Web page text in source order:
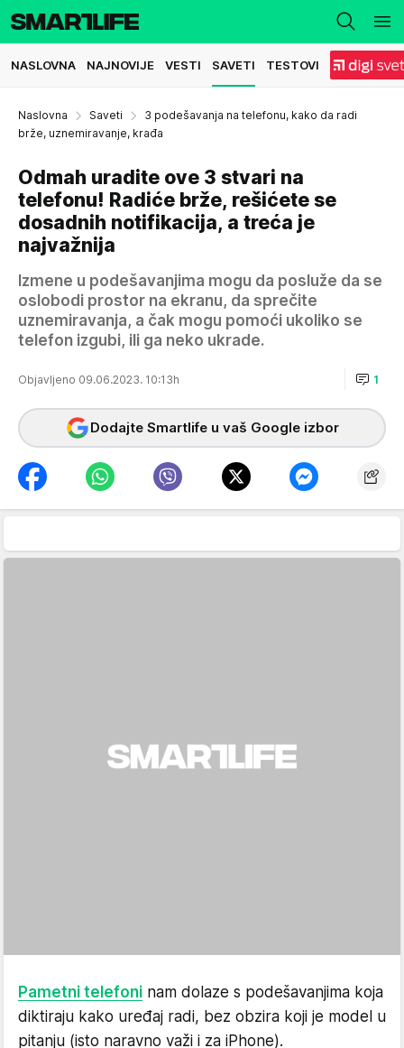
NASLOVNA NAJNOVIJE VESTI SAVETI TESTOVI
Naslovna Saveti
3 podešavanja na telefonu, kako da radi
brže, uznemiravanje, krađa
Odmah uradite ove 3 stvari na
telefonu! Radiće brže, rešićete se
dosadnih notifikacija, a treća je
najvažnija
Izmene u podešavanjima mogu da posluže da se
oslobodi prostor na ekranu, da sprečite
uznemiravanja, a čak mogu pomoći ukoliko se
telefon izgubi, ili ga neko ukrade.
Objavljeno 09.06.2023. 10:13h 1
Dodajte Smartlife u vaš Google izbor
Pametni telefoni nam dolaze s podešavanjima koja
diktiraju kako uređaj radi, bez obzira koji je model u
pitanju (isto naravno važi i za iPhone).